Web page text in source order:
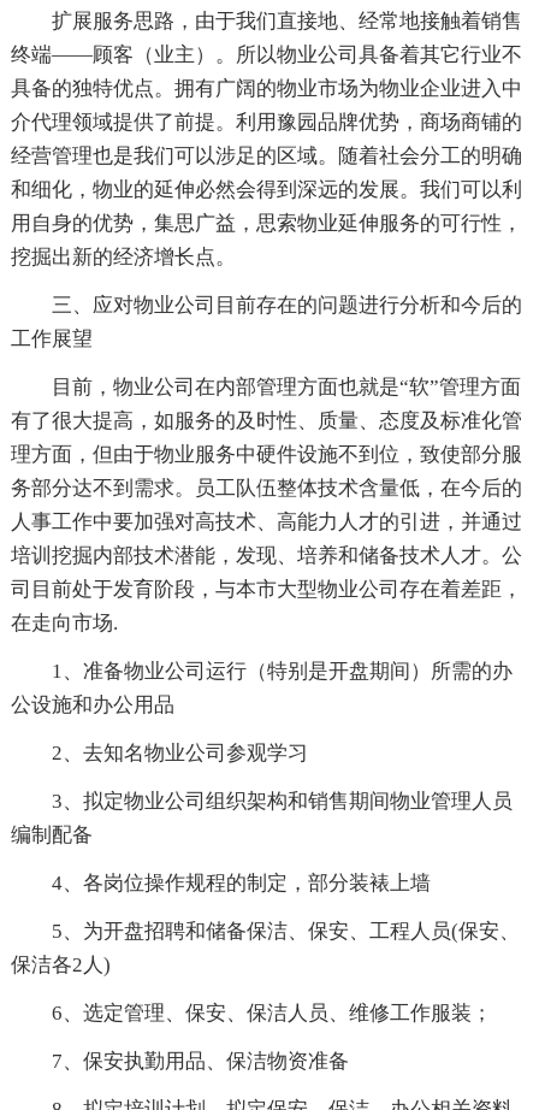
扩展服务思路，由于我们直接地、经常地接触着销售
终端——顾客（业主）。所以物业公司具备着其它行业不
具备的独特优点。拥有广阔的物业市场为物业企业进入中
介代理领域提供了前提。利用豫园品牌优势，商场商铺的
经营管理也是我们可以涉足的区域。随着社会分工的明确
和细化，物业的延伸必然会得到深远的发展。我们可以利
用自身的优势，集思广益，思索物业延伸服务的可行性，
挖掘出新的经济增长点。
三、应对物业公司目前存在的问题进行分析和今后的
工作展望
目前，物业公司在内部管理方面也就是“软”管理方面
有了很大提高，如服务的及时性、质量、态度及标准化管
理方面，但由于物业服务中硬件设施不到位，致使部分服
务部分达不到需求。员工队伍整体技术含量低，在今后的
人事工作中要加强对高技术、高能力人才的引进，并通过
培训挖掘内部技术潜能，发现、培养和储备技术人才。公
司目前处于发育阶段，与本市大型物业公司存在着差距，
在走向市场.
1、准备物业公司运行（特别是开盘期间）所需的办
公设施和办公用品
2、去知名物业公司参观学习
3、拟定物业公司组织架构和销售期间物业管理人员
编制配备
4、各岗位操作规程的制定，部分装裱上墙
5、为开盘招聘和储备保洁、保安、工程人员(保安、
保洁各2人)
6、选定管理、保安、保洁人员、维修工作服装；
7、保安执勤用品、保洁物资准备